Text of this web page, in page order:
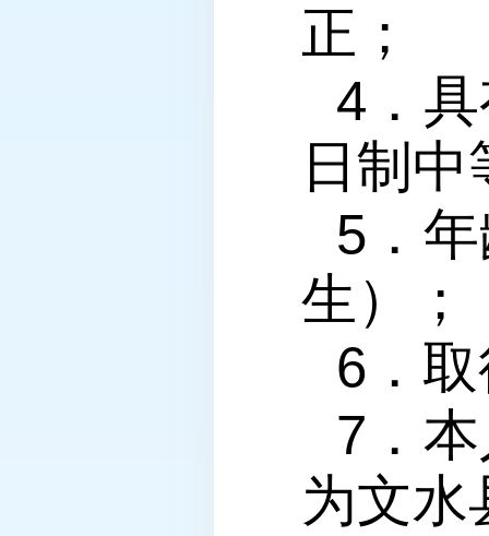
正；
4．
日制
5．
生）；
6．
7．
为文水